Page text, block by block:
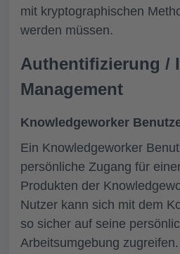
mit kryptographischen
werden müssen.
Authentifizierung /
Management
Knowledgeworker
Ein Knowledgeworker
persönliche Zugang für
Produkten der
Nutzer kann sich mit dem
so sicher auf seine
Arbeitsumgebung